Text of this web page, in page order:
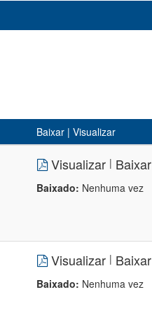
Baixar | Visualizar
Visualizar | Baixar
Baixado: Nenhuma vez
Visualizar | Baixar
Baixado: Nenhuma vez